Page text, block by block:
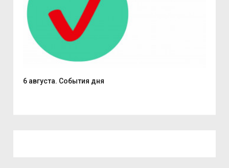
6 августа. События дня